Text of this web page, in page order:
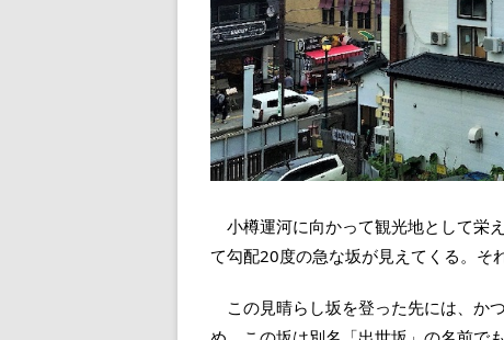
小樽運河に向かって観光地として栄
て勾配20度の急な坂が見えてくる。そ
この見晴らし坂を登った先には、か